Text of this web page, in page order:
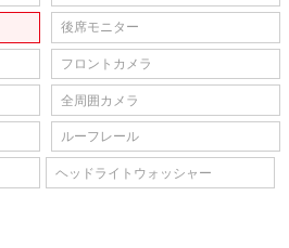
後席モニター
フロントカメラ
全周囲カメラ
ルーフレール
ヘッドライトウォッシャー